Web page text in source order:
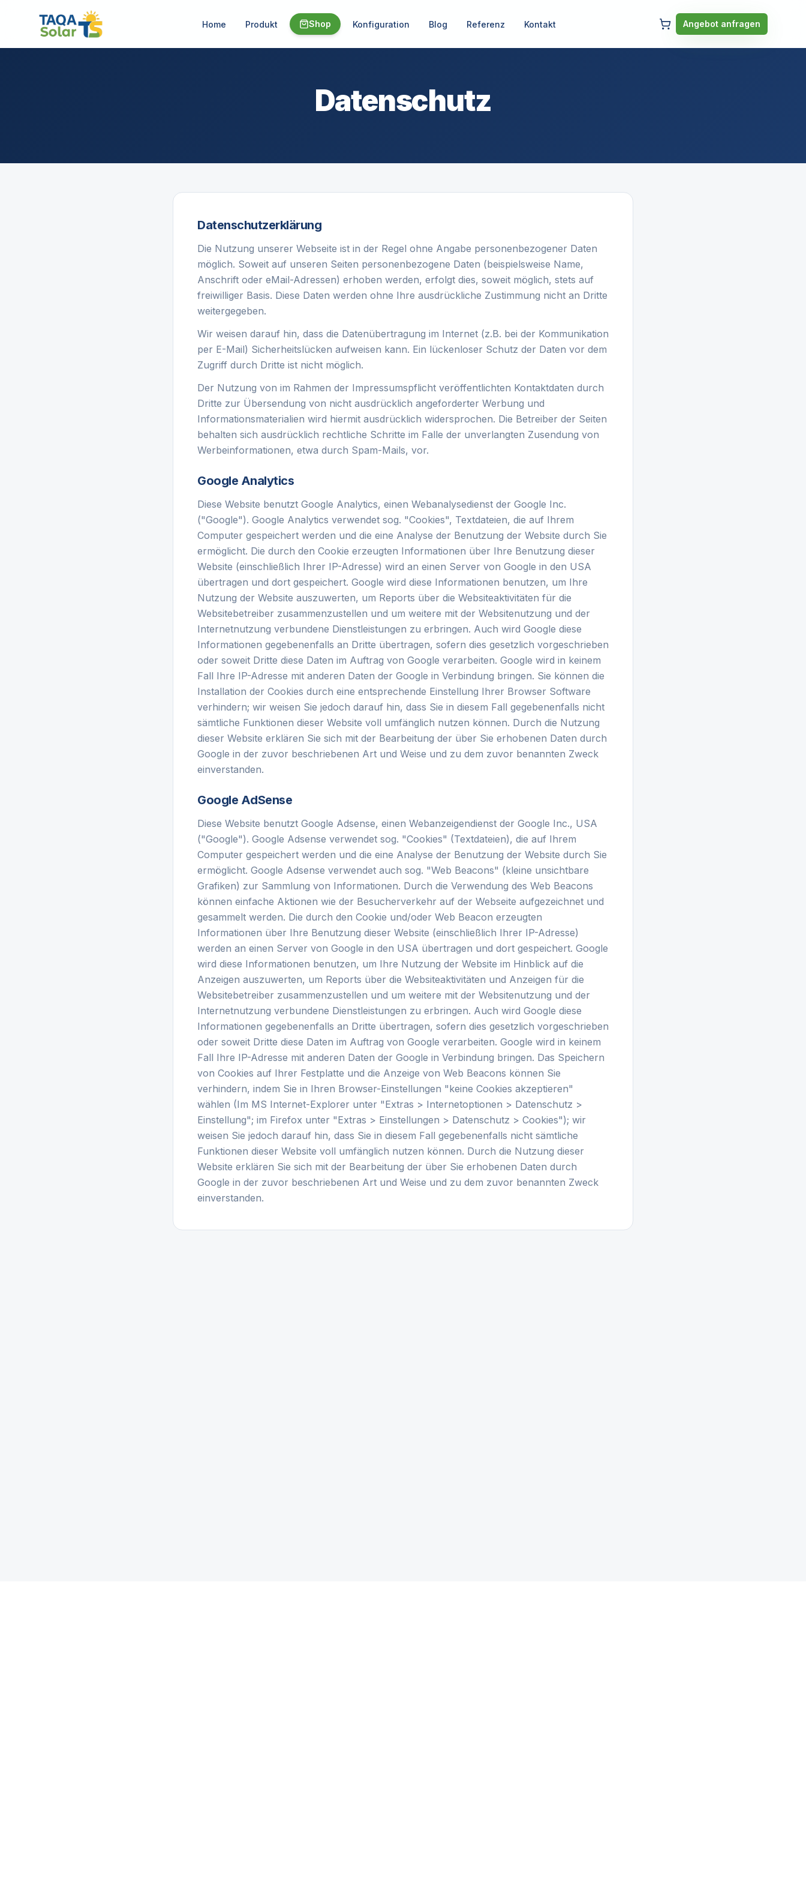
Home Produkt Shop Konfiguration Blog Referenz Kontakt Angebot anfragen
Datenschutz
Datenschutzerklärung
Die Nutzung unserer Webseite ist in der Regel ohne Angabe personenbezogener Daten
möglich. Soweit auf unseren Seiten personenbezogene Daten (beispielsweise Name,
Anschrift oder eMail-Adressen) erhoben werden, erfolgt dies, soweit möglich, stets auf
freiwilliger Basis. Diese Daten werden ohne Ihre ausdrückliche Zustimmung nicht an Dritte
weitergegeben.
Wir weisen darauf hin, dass die Datenübertragung im Internet (z.B. bei der Kommunikation
per E-Mail) Sicherheitslücken aufweisen kann. Ein lückenloser Schutz der Daten vor dem
Zugriff durch Dritte ist nicht möglich.
Der Nutzung von im Rahmen der Impressumspflicht veröffentlichten Kontaktdaten durch
Dritte zur Übersendung von nicht ausdrücklich angeforderter Werbung und
Informationsmaterialien wird hiermit ausdrücklich widersprochen. Die Betreiber der Seiten
behalten sich ausdrücklich rechtliche Schritte im Falle der unverlangten Zusendung von
Werbeinformationen, etwa durch Spam-Mails, vor.
Google Analytics
Diese Website benutzt Google Analytics, einen Webanalysedienst der Google Inc.
("Google"). Google Analytics verwendet sog. "Cookies", Textdateien, die auf Ihrem
Computer gespeichert werden und die eine Analyse der Benutzung der Website durch Sie
ermöglicht. Die durch den Cookie erzeugten Informationen über Ihre Benutzung dieser
Website (einschließlich Ihrer IP-Adresse) wird an einen Server von Google in den USA
übertragen und dort gespeichert. Google wird diese Informationen benutzen, um Ihre
Nutzung der Website auszuwerten, um Reports über die Websiteaktivitäten für die
Websitebetreiber zusammenzustellen und um weitere mit der Websitenutzung und der
Internetnutzung verbundene Dienstleistungen zu erbringen. Auch wird Google diese
Informationen gegebenenfalls an Dritte übertragen, sofern dies gesetzlich vorgeschrieben
oder soweit Dritte diese Daten im Auftrag von Google verarbeiten. Google wird in keinem
Fall Ihre IP-Adresse mit anderen Daten der Google in Verbindung bringen. Sie können die
Installation der Cookies durch eine entsprechende Einstellung Ihrer Browser Software
verhindern; wir weisen Sie jedoch darauf hin, dass Sie in diesem Fall gegebenenfalls nicht
sämtliche Funktionen dieser Website voll umfänglich nutzen können. Durch die Nutzung
dieser Website erklären Sie sich mit der Bearbeitung der über Sie erhobenen Daten durch
Google in der zuvor beschriebenen Art und Weise und zu dem zuvor benannten Zweck
einverstanden.
Google AdSense
Diese Website benutzt Google Adsense, einen Webanzeigendienst der Google Inc., USA
("Google"). Google Adsense verwendet sog. "Cookies" (Textdateien), die auf Ihrem
Computer gespeichert werden und die eine Analyse der Benutzung der Website durch Sie
ermöglicht. Google Adsense verwendet auch sog. "Web Beacons" (kleine unsichtbare
Grafiken) zur Sammlung von Informationen. Durch die Verwendung des Web Beacons
können einfache Aktionen wie der Besucherverkehr auf der Webseite aufgezeichnet und
gesammelt werden. Die durch den Cookie und/oder Web Beacon erzeugten
Informationen über Ihre Benutzung dieser Website (einschließlich Ihrer IP-Adresse)
werden an einen Server von Google in den USA übertragen und dort gespeichert. Google
wird diese Informationen benutzen, um Ihre Nutzung der Website im Hinblick auf die
Anzeigen auszuwerten, um Reports über die Websiteaktivitäten und Anzeigen für die
Websitebetreiber zusammenzustellen und um weitere mit der Websitenutzung und der
Internetnutzung verbundene Dienstleistungen zu erbringen. Auch wird Google diese
Informationen gegebenenfalls an Dritte übertragen, sofern dies gesetzlich vorgeschrieben
oder soweit Dritte diese Daten im Auftrag von Google verarbeiten. Google wird in keinem
Fall Ihre IP-Adresse mit anderen Daten der Google in Verbindung bringen. Das Speichern
von Cookies auf Ihrer Festplatte und die Anzeige von Web Beacons können Sie
verhindern, indem Sie in Ihren Browser-Einstellungen "keine Cookies akzeptieren"
wählen (Im MS Internet-Explorer unter "Extras > Internetoptionen > Datenschutz >
Einstellung"; im Firefox unter "Extras > Einstellungen > Datenschutz > Cookies"); wir
weisen Sie jedoch darauf hin, dass Sie in diesem Fall gegebenenfalls nicht sämtliche
Funktionen dieser Website voll umfänglich nutzen können. Durch die Nutzung dieser
Website erklären Sie sich mit der Bearbeitung der über Sie erhobenen Daten durch
Google in der zuvor beschriebenen Art und Weise und zu dem zuvor benannten Zweck
einverstanden.